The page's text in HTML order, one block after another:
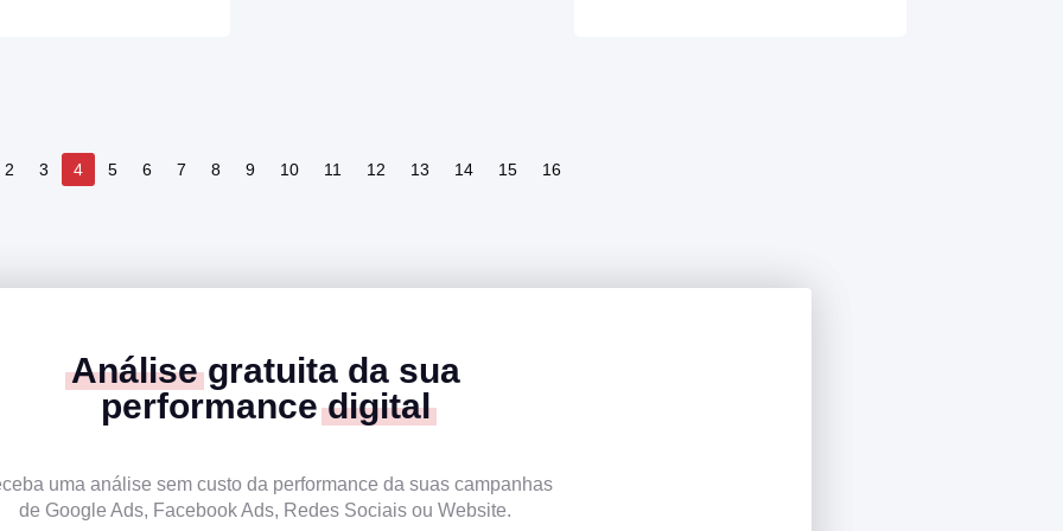
2 3 4 5 6 7 8 9 10 11 12 13 14 15 16
Análisegratuita da sua
performancedigital
uma análise sem custo da performance da suas campanhas
de Google Ads, Facebook Ads, Redes Sociais ou Website.